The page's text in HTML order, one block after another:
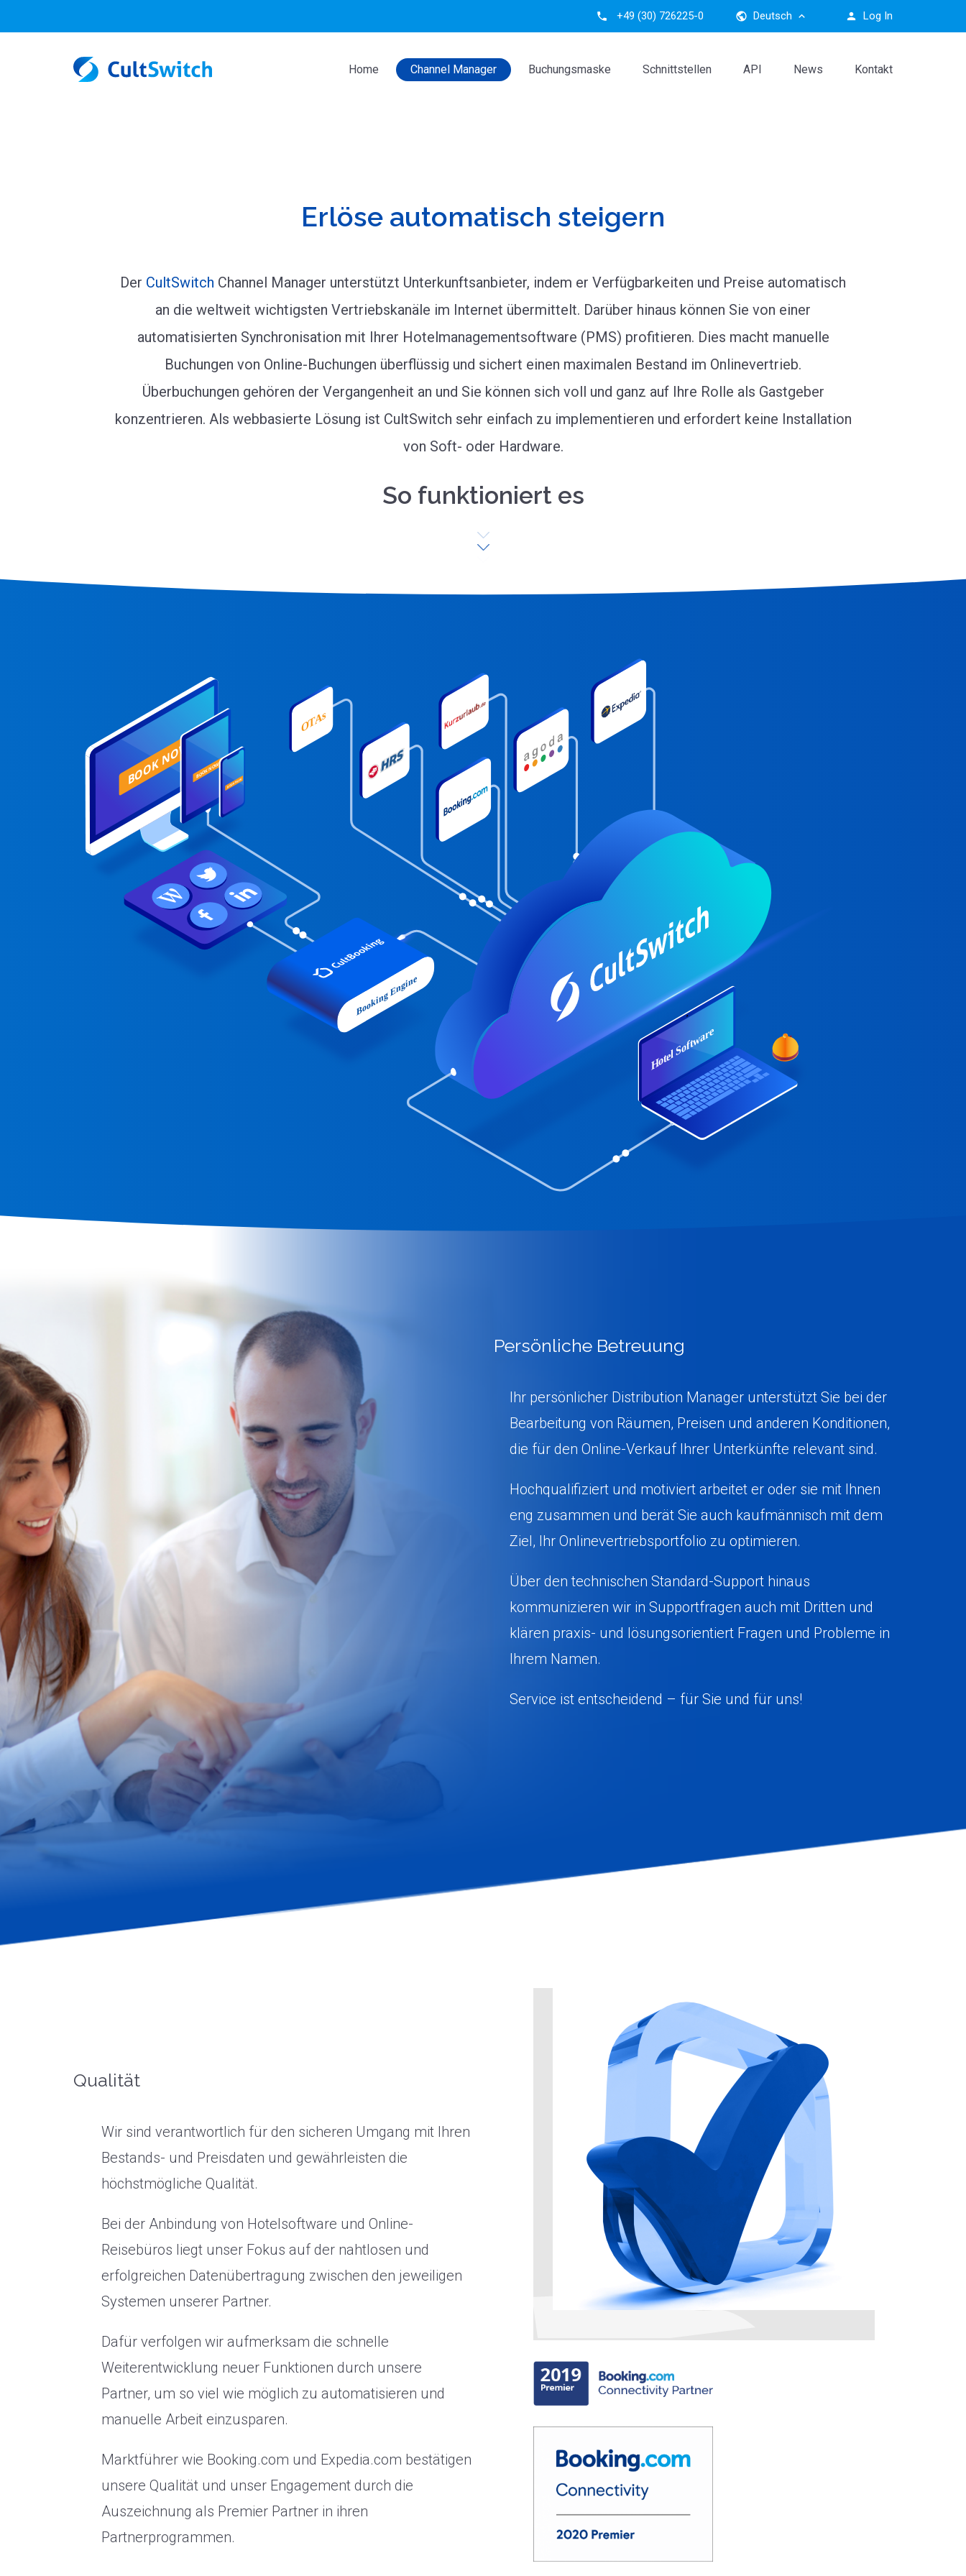
phone +49 (30) 726225-0 public Deutsch keyboard_arrow_up person Log In
Home Channel Manager Buchungsmaske Schnittstellen API News Kontakt
Erlöse automatisch steigern
Der CultSwitch Channel Manager unterstützt Unterkunftsanbieter, indem er Verfügbarkeiten und Preise automatisch
an die weltweit wichtigsten Vertriebskanäle im Internet übermittelt. Darüber hinaus können Sie von einer
automatisierten Synchronisation mit Ihrer Hotelmanagementsoftware (PMS) profitieren. Dies macht manuelle
Buchungen von Online-Buchungen überflüssig und sichert einen maximalen Bestand im Onlinevertrieb.
Überbuchungen gehören der Vergangenheit an und Sie können sich voll und ganz auf Ihre Rolle als Gastgeber
konzentrieren. Als webbasierte Lösung ist CultSwitch sehr einfach zu implementieren und erfordert keine Installation
von Soft- oder Hardware.
So funktioniert es
Persönliche Betreuung
Ihr persönlicher Distribution Manager unterstützt Sie bei der
Bearbeitung von Räumen, Preisen und anderen Konditionen,
die für den Online-Verkauf Ihrer Unterkünfte relevant sind.
Hochqualifiziert und motiviert arbeitet er oder sie mit Ihnen
eng zusammen und berät Sie auch kaufmännisch mit dem
Ziel, Ihr Onlinevertriebsportfolio zu optimieren.
Über den technischen Standard-Support hinaus
kommunizieren wir in Supportfragen auch mit Dritten und
klären praxis- und lösungsorientiert Fragen und Probleme in
Ihrem Namen.
Service ist entscheidend – für Sie und für uns!
Qualität
Wir sind verantwortlich für den sicheren Umgang mit Ihren
Bestands- und Preisdaten und gewährleisten die
höchstmögliche Qualität.
Bei der Anbindung von Hotelsoftware und Online-
Reisebüros liegt unser Fokus auf der nahtlosen und
erfolgreichen Datenübertragung zwischen den jeweiligen
Systemen unserer Partner.
Dafür verfolgen wir aufmerksam die schnelle
Weiterentwicklung neuer Funktionen durch unsere
Partner, um so viel wie möglich zu automatisieren und
manuelle Arbeit einzusparen.
Marktführer wie Booking.com und Expedia.com bestätigen
unsere Qualität und unser Engagement durch die
Auszeichnung als Premier Partner in ihren
Partnerprogrammen.